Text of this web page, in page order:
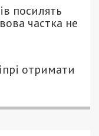
частка
ДЛЯ
1198